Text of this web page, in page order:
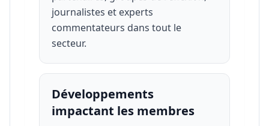
journalistes et experts
commentateurs dans tout le
secteur.
Développements
impactant les membres